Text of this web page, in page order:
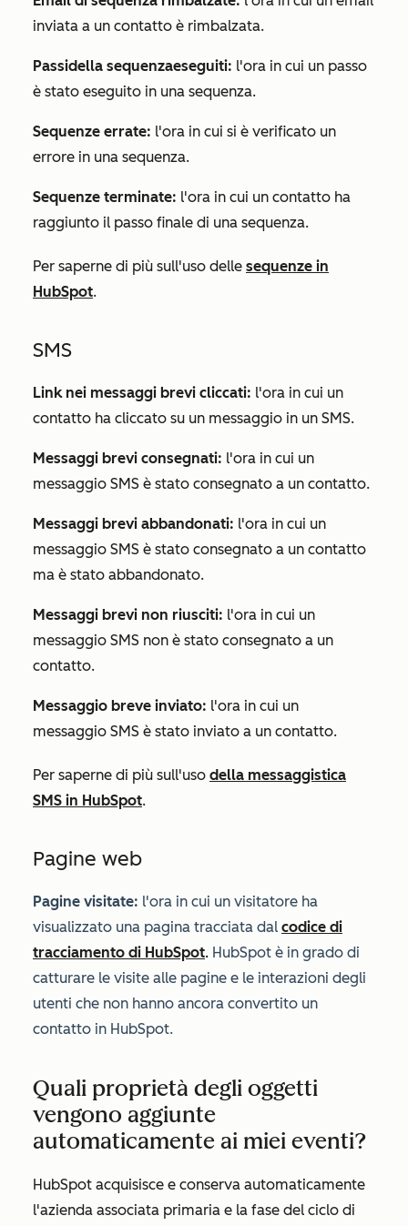
inviata a un contatto è rimbalzata.
Passidella sequenzaeseguiti: l'ora in cui un passo
è stato eseguito in una sequenza.
Sequenze errate: l'ora in cui si è verificato un
errore in una sequenza.
Sequenze terminate: l'ora in cui un contatto ha
raggiunto il passo finale di una sequenza.
Per saperne di più sull'uso delle sequenze in
HubSpot.
SMS
Link nei messaggi brevi cliccati: l'ora in cui un
contatto ha cliccato su un messaggio in un SMS.
Messaggi brevi consegnati: l'ora in cui un
messaggio SMS è stato consegnato a un contatto.
Messaggi brevi abbandonati: l'ora in cui un
messaggio SMS è stato consegnato a un contatto
ma è stato abbandonato.
Messaggi brevi non riusciti: l'ora in cui un
messaggio SMS non è stato consegnato a un
contatto.
Messaggio breve inviato: l'ora in cui un
messaggio SMS è stato inviato a un contatto.
Per saperne di più sull'uso della messaggistica
SMS in HubSpot.
Pagine web
Pagine visitate: l'ora in cui un visitatore ha
visualizzato una pagina tracciata dal codice di
tracciamento di HubSpot. HubSpot è in grado di
catturare le visite alle pagine e le interazioni degli
utenti che non hanno ancora convertito un
contatto in HubSpot.
Quali proprietà degli oggetti
vengono aggiunte
automaticamente ai miei eventi?
HubSpot acquisisce e conserva automaticamente
l'azienda associata primaria e la fase del ciclo di